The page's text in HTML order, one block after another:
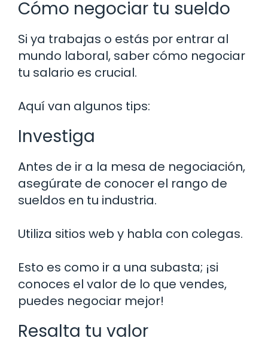
Cómo negociar tu sueldo
Si ya trabajas o estás por entrar al
mundo laboral, saber cómo negociar
tu salario es crucial.
Aquí van algunos tips:
Investiga
Antes de ir a la mesa de negociación,
asegúrate de conocer el rango de
sueldos en tu industria.
Utiliza sitios web y habla con colegas.
Esto es como ir a una subasta; ¡si
conoces el valor de lo que vendes,
puedes negociar mejor!
Resalta tu valor